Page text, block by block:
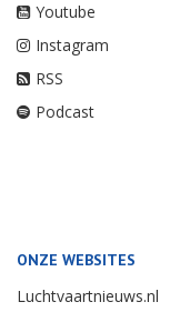
Youtube
Instagram
RSS
Podcast
ONZE WEBSITES
Luchtvaartnieuws.nl